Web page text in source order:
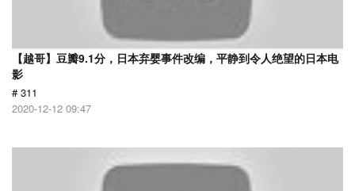
【越哥】豆瓣9.1分，日本弃婴事件改编，平静到令人绝望的日本电
影
# 311
2020-12-12 09:47